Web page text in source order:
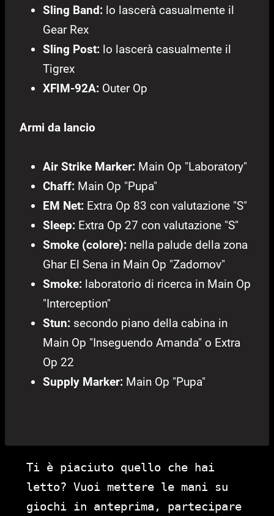
Sling Band: lo lascerà casualmente il
Gear Rex
Sling Post: lo lascerà casualmente il
Tigrex
XFIM-92A: Outer Op
Armi da lancio
Air Strike Marker: Main Op "Laboratory"
Chaff: Main Op "Pupa"
EM Net: Extra Op 83 con valutazione "S"
Sleep: Extra Op 27 con valutazione "S"
Smoke (colore): nella palude della zona
Ghar El Sena in Main Op "Zadornov"
Smoke: laboratorio di ricerca in Main Op
"Interception"
Stun: secondo piano della cabina in
Main Op "Inseguendo Amanda" o Extra
Op 22
Supply Marker: Main Op "Pupa"
Ti è piaciuto quello che hai
letto? Vuoi mettere le mani su
giochi in anteprima, partecipare